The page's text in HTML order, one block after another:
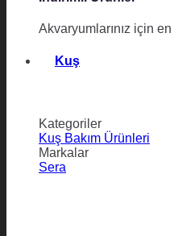
Akvaryumlarınız için
Kuş
Kategoriler
Kuş Bakım Ürünleri
Markalar
Sera